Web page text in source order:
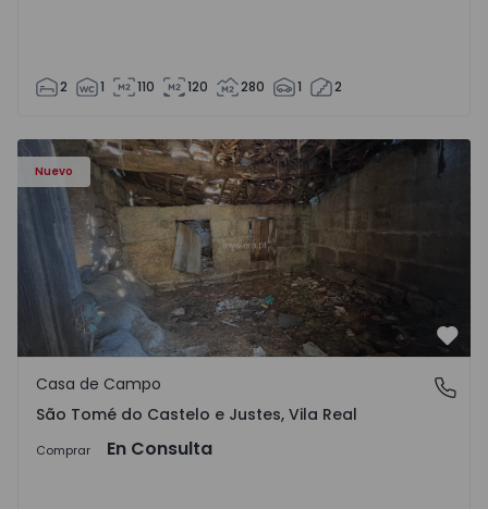
2 1 110 120 280 1 2
Nuevo
Casa Vila Real, São Tomé do Castelo e Justes - 1575189 - 1
São Tomé do Castelo e Justes, Vila Real
Casa de Campo
São Tomé do Castelo e Justes, Vila Real
Comprar En Consulta